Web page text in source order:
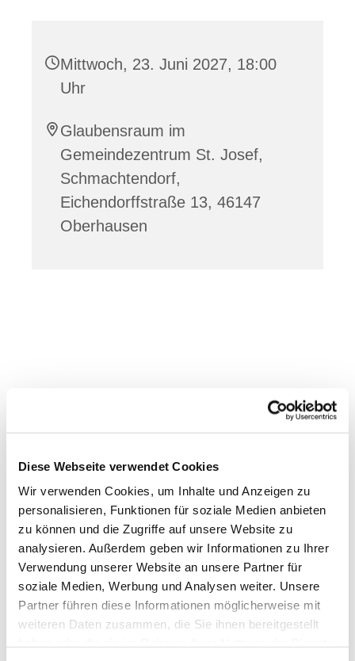
Diese Webseite verwendet Cookies
Wir verwenden Cookies, um Inhalte und Anzeigen zu
personalisieren, Funktionen für soziale Medien anbieten
zu können und die Zugriffe auf unsere Website zu
analysieren. Außerdem geben wir Informationen zu Ihrer
Verwendung unserer Website an unsere Partner für
soziale Medien, Werbung und Analysen weiter. Unsere
Partner führen diese Informationen möglicherweise mit
weiteren Daten zusammen, die Sie ihnen bereitgestellt
Mittwoch, 23. Juni 2027, 18:00
Uhr
Glaubensraum im
Gemeindezentrum St. Josef,
Schmachtendorf,
Eichendorffstraße 13, 46147
Oberhausen
Dies könnte Sie auch
interessieren